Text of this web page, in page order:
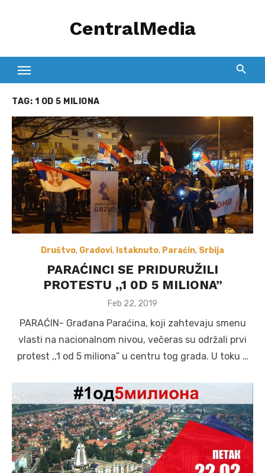
CentralMedia
TAG: 1 OD 5 MILIONA
Društvo, Gradovi, Istaknuto, Paraćin, Srbija
PARAĆINCI SE PRIDURUŽILI
PROTESTU ,,1 0D 5 MILIONA”
Posted
Feb 22, 2019
PARAĆIN- Građana Paraćina, koji zahtevaju smenu
vlasti na nacionalnom nivou, večeras su održali prvi
protest ,,1 od 5 miliona” u centru tog grada. U toku …